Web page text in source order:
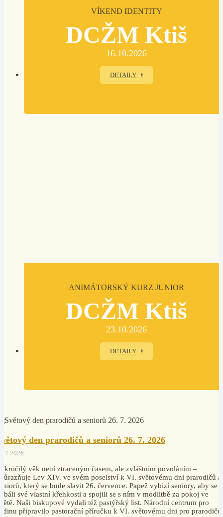
VÍKEND IDENTITY
DCŽM Ktiš
16.10.2026
DETAILY
ANIMÁTORSKÝ KURZ JUNIOR
DCŽM Ktiš
23.10.2026
DETAILY
den prarodičů a seniorů 26. 7. 2026
věk není ztraceným časem, ale zvláštním povoláním –
Lev XIV. ve svém poselství k VI. světovému dni prarodičů a
který se bude slavit 26. července. Papež vybízí seniory, aby se
své vlastní křehkosti a spojili se s ním v modlitbě za pokoj ve
Naši biskupové vydali též pastýřský list. Národní centrum pro
připravilo pastorační příručku k VI. světovému dni pro prarodiče